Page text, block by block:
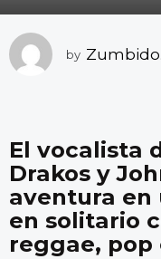
g
o
o
s
a
g
o
by
El vocalista
Drakos y
aventura en
en solitario
reggae, pop